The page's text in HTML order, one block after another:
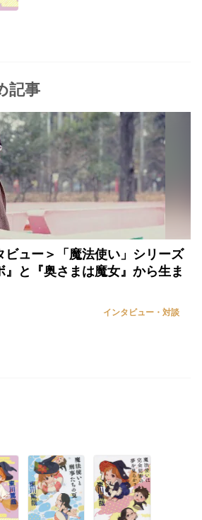
記事
ビュー＞「魔法使い」シリーズ
』と『奥さまは魔女』から生ま
インタビュー・対談